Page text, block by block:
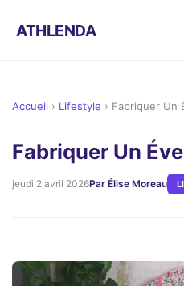
ATHLENDA
Accueil › Lifestyle › Fabriquer Un
Fabriquer Un
jeudi 2 avril 2026Par Élise Moreau